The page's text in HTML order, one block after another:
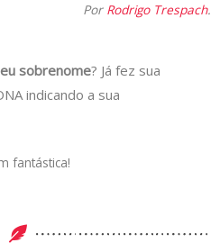
Por Rodrigo Trespach.
sobrenome? Já fez sua
indicando a sua
fantástica!